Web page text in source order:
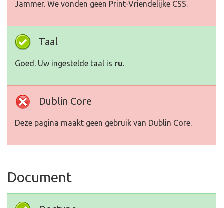
Jammer. We vonden geen Print-Vriendelijke CSS.
Taal
Goed. Uw ingestelde taal is ru.
Dublin Core
Deze pagina maakt geen gebruik van Dublin Core.
Document